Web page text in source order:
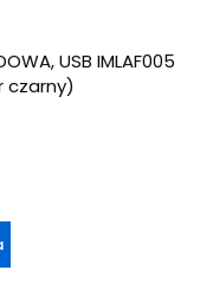
USB IMLAF005
czarny)